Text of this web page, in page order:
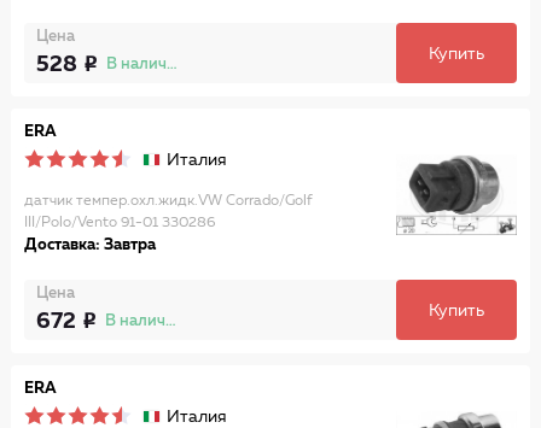
Цена
528 В наличии
Купить
ERA
Италия
датчик темпер.охл.жидк.VW Corrado/Golf
III/Polo/Vento 91-01 330286
Доставка: Завтра
Цена
672 В наличии
Купить
ERA
Италия